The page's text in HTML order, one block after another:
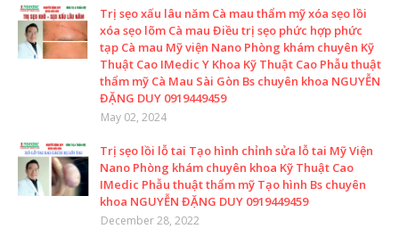
Trị sẹo xấu lâu năm Cà mau thẩm mỹ xóa sẹo lồi
xóa sẹo lõm Cà mau Điều trị sẹo phức hợp phức
tạp Cà mau Mỹ viện Nano Phòng khám chuyên Kỹ
Thuật Cao IMedic Y Khoa Kỹ Thuật Cao Phẫu thuật
thẩm mỹ Cà Mau Sài Gòn Bs chuyên khoa NGUYỄN
ĐẶNG DUY 0919449459
May 02, 2024
Trị sẹo lồi lỗ tai Tạo hình chỉnh sửa lỗ tai Mỹ Viện
Nano Phòng khám chuyên khoa Kỹ Thuật Cao
IMedic Phẫu thuật thẩm mỹ Tạo hình Bs chuyên
khoa NGUYỄN ĐẶNG DUY 0919449459
December 28, 2022